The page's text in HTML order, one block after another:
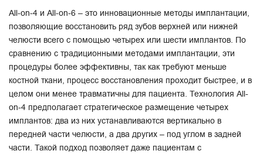
All-on-4 и All-on-6 – это инновационные методы имплантации,
позволяющие восстановить ряд зубов верхней или нижней
челюсти всего с помощью четырех или шести имплантов. По
сравнению с традиционными методами имплантации, эти
процедуры более эффективны, так как требуют меньше
костной ткани, процесс восстановления проходит быстрее, и в
целом они менее травматичны для пациента. Технология All-
on-4 предполагает стратегическое размещение четырех
имплантов: два из них устанавливаются вертикально в
передней части челюсти, а два других – под углом в задней
части. Такой подход позволяет даже пациентам с